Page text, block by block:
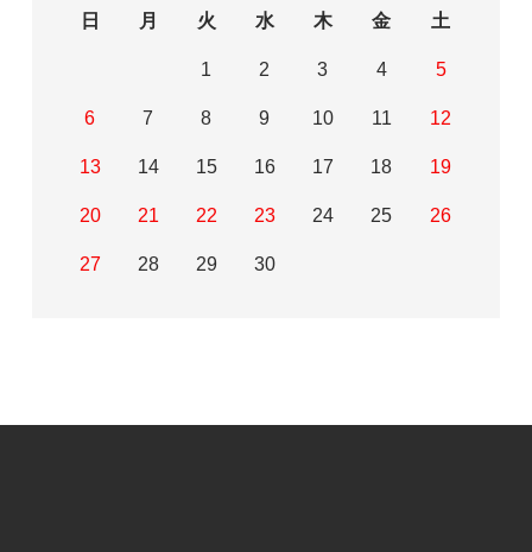
日
月 火 水 木 金 土
1 2 3 4 5
6 7 8 9 10 11 12
13 14 15 16 17 18 19
20 21 22 23 24 25 26
27 28 29 30